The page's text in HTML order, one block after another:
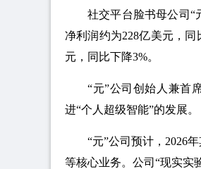
社交平台脸书母公司“
净利润约为228亿美元，同
元，同比下降3%。
“元”公司创始人兼首
进“个人超级智能”的发展。
“元”公司预计，2026
等核心业务。公司“现实实